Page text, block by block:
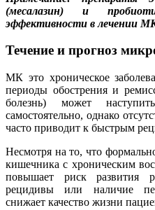
(месалазин) и
эффективности в лечении
Течение и прогноз
МК это хроническое
периоды обострения и
болезнь) может
самостоятельно, однако
часто приводит к быстрым
Несмотря на то, что
кишечника с хроническим
повышает риск развития
рецидивы или наличие
снижает качество жизни